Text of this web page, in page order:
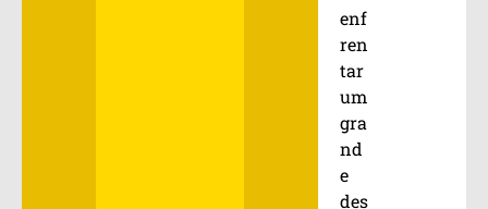
enf
ren
tar
um
gra
nd
e
des